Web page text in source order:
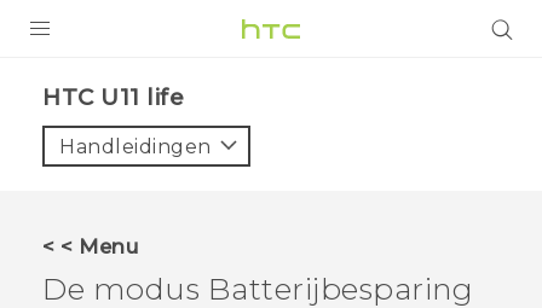
VIVE
HTC U11 life‎
Handleidingen
< < Menu
De modus Batterijbesparing